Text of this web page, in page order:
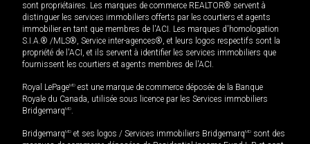
sont propriétaires. Les marques de commerce REALTOR® servent à
distinguer les services immobiliers offerts par les courtiers et agents
immobilier en tant que membres de l'ACI. Les marques d'homologation
S.I.A.® /MLS®, Service inter-agences®, et leurs logos respectifs sont la
propriété de l'ACI, et ils servent à identifier les services immobiliers que
fournissent les courtiers et agents membres de l'ACI.
Royal LePageMD est une marque de commerce déposée de la Banque
Royale du Canada, utilisée sous licence par les Services immobiliers
BridgemarqMD.
BridgemarqMD et ses logos / Services immobiliers BridgemarqMD sont des